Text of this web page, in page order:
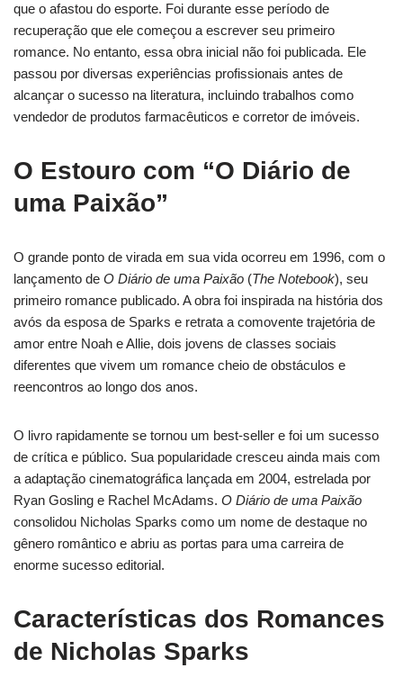
que o afastou do esporte. Foi durante esse período de
recuperação que ele começou a escrever seu primeiro
romance. No entanto, essa obra inicial não foi publicada. Ele
passou por diversas experiências profissionais antes de
alcançar o sucesso na literatura, incluindo trabalhos como
vendedor de produtos farmacêuticos e corretor de imóveis.
O Estouro com “O Diário de
uma Paixão”
O grande ponto de virada em sua vida ocorreu em 1996, com o
lançamento de O Diário de uma Paixão (The Notebook), seu
primeiro romance publicado. A obra foi inspirada na história dos
avós da esposa de Sparks e retrata a comovente trajetória de
amor entre Noah e Allie, dois jovens de classes sociais
diferentes que vivem um romance cheio de obstáculos e
reencontros ao longo dos anos.
O livro rapidamente se tornou um best-seller e foi um sucesso
de crítica e público. Sua popularidade cresceu ainda mais com
a adaptação cinematográfica lançada em 2004, estrelada por
Ryan Gosling e Rachel McAdams. O Diário de uma Paixão
consolidou Nicholas Sparks como um nome de destaque no
gênero romântico e abriu as portas para uma carreira de
enorme sucesso editorial.
Características dos Romances
de Nicholas Sparks